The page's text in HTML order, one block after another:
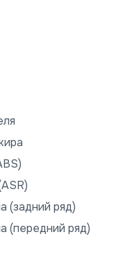
(задний ряд)
(передний ряд)